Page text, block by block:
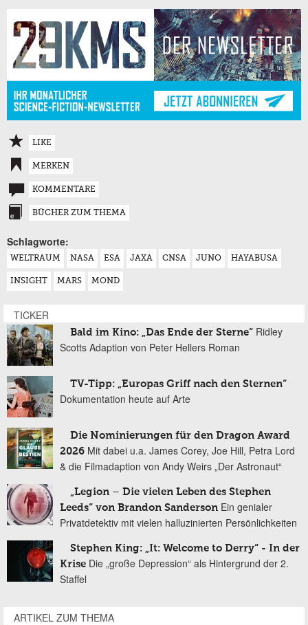
LIKE
MERKEN
KOMMENTARE
BÜCHER ZUM THEMA
Schlagworte:
WELTRAUM NASA ESA JAXA CNSA JUNO HAYABUSA
INSIGHT MARS MOND
TICKER
Bald im Kino: „Das Ende der Sterne“ Ridley
Scotts Adaption von Peter Hellers Roman
TV-Tipp: „Europas Griff nach den Sternen“
Dokumentation heute auf Arte
Die Nominierungen für den Dragon Award
2026 Mit dabei u.a. James Corey, Joe Hill, Petra Lord
& die Filmadaption von Andy Weirs „Der Astronaut“
„Legion – Die vielen Leben des Stephen
Leeds“ von Brandon Sanderson Ein genialer
Privatdetektiv mit vielen halluzinierten Persönlichkeiten
Stephen King: „It: Welcome to Derry“ - In der
Krise Die „große Depression“ als Hintergrund der 2.
Staffel
ARTIKEL ZUM THEMA